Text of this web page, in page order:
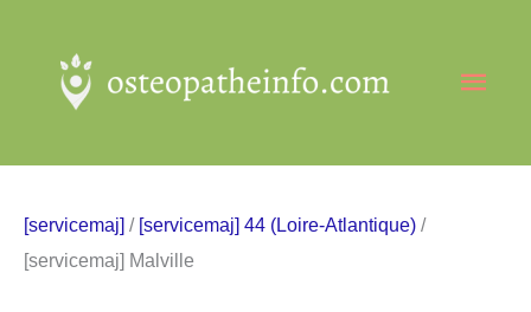
contenu
[servicemaj] / [servicemaj] 44 (Loire-Atlantique) /
[servicemaj] Malville